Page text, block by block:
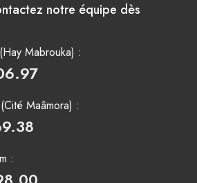
notre équipe dès
Mabrouka) :
Maâmora) :
: